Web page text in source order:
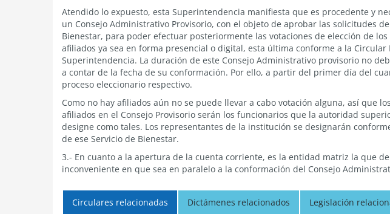
Atendido lo expuesto, esta Superintendencia manifiesta que es procedente y
un Consejo Administrativo Provisorio, con el objeto de aprobar las solicitudes
Bienestar, para poder efectuar posteriormente las votaciones de elección de
afiliados ya sea en forma presencial o digital, esta última conforme a la Circular
Superintendencia. La duración de este Consejo Administrativo provisorio no
a contar de la fecha de su conformación. Por ello, a partir del primer día del
proceso eleccionario respectivo.
Como no hay afiliados aún no se puede llevar a cabo votación alguna, así que
afiliados en el Consejo Provisorio serán los funcionarios que la autoridad
designe como tales. Los representantes de la institución se designarán
de ese Servicio de Bienestar.
3.- En cuanto a la apertura de la cuenta corriente, es la entidad matriz la que
inconveniente en que sea en paralelo a la conformación del Consejo
Circulares relacionadas Dictámenes relacionados Legislación